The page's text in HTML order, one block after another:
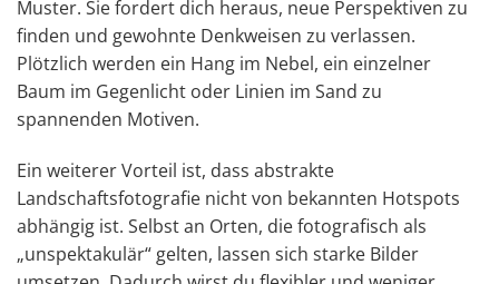
Muster. Sie fordert dich heraus, neue Perspektiven zu
finden und gewohnte Denkweisen zu verlassen.
Plötzlich werden ein Hang im Nebel, ein einzelner
Baum im Gegenlicht oder Linien im Sand zu
spannenden Motiven.
Ein weiterer Vorteil ist, dass abstrakte
Landschaftsfotografie nicht von bekannten Hotspots
abhängig ist. Selbst an Orten, die fotografisch als
„unspektakulär“ gelten, lassen sich starke Bilder